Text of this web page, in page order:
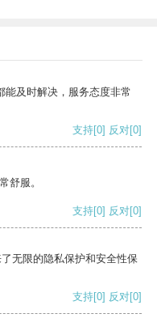
能及时解决，服务态度非常
支持[0] 反对[0]
舒服。
支持[0] 反对[0]
无限的隐私保护和安全性保
支持[0] 反对[0]